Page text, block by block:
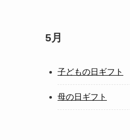
5月
子どもの日ギフト
母の日ギフト